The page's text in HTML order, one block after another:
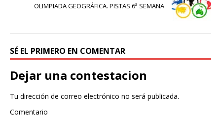
OLIMPIADA GEOGRÁFICA. PISTAS 6ª SEMANA
SÉ EL PRIMERO EN COMENTAR
Dejar una contestacion
Tu dirección de correo electrónico no será publicada.
Comentario